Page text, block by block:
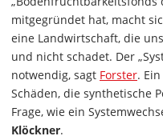
mitgegründet hat, macht
eine Landwirtschaft, die
und nicht schadet. Der
notwendig, sagt Forster.
Schäden, die synthetische
Frage, wie ein
Klöckner.